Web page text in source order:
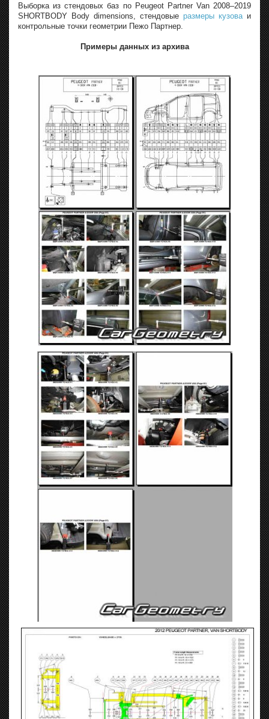
Выборка из стендовых баз по Peugeot Partner Van 2008–2019
SHORTBODY Body dimensions, стендовые размеры кузова и
контрольные точки геометрии Пежо Партнер.
Примеры данных из архива